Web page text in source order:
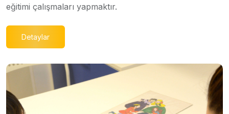
eğitimi çalışmaları yapmaktır.
Detaylar